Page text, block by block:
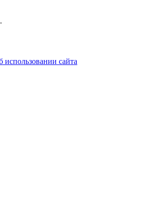
использовании сайта